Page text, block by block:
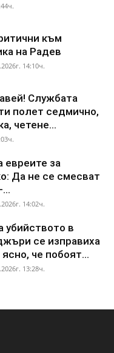
към
на Радев
14:10ч.
Службата
полет седмично,
четене...
евреите за
Да не се смесват
14:02ч.
убийството в
се изправиха
че побоят...
13:28ч.